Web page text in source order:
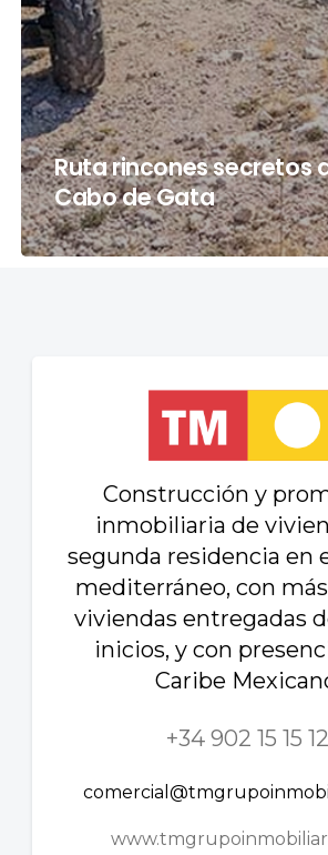
Ruta rincones secretos
Cabo de Gata
Construcción y
inmobiliaria de
segunda residencia en
mediterráneo, con más
viviendas entregadas
inicios, y con
Caribe
+34 902 15 15 12